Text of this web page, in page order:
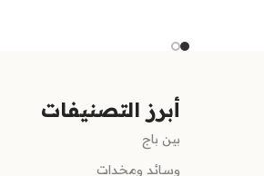
أبرز التصنيفات
بين باج
وسائد ومخدات